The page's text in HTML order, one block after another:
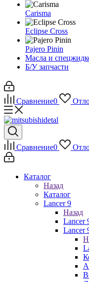
Carisma
Eclipse Cross
Pajero Pinin
Масла и
Б/У запчасти
Сравнение0
Сравнение0
Каталог
Назад
Каталог
Lancer 9
Назад
Lancer
Lancer